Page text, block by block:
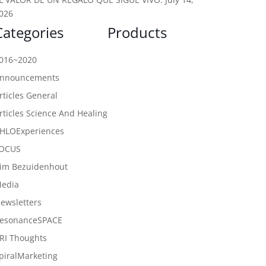
General
Science And Healing
Bezuidenhout
Thoughts
Products